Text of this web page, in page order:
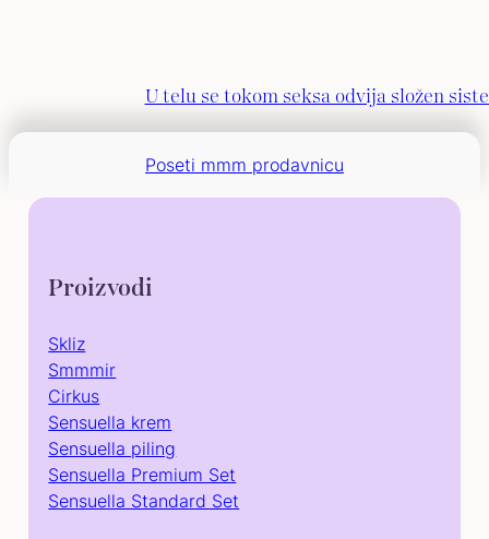
U telu se tokom seksa odvija složen
Poseti mmm prodavnicu
Proizvodi
Skliz
Smmmir
Cirkus
Sensuella krem
Sensuella piling
Sensuella Premium Set
Sensuella Standard Set